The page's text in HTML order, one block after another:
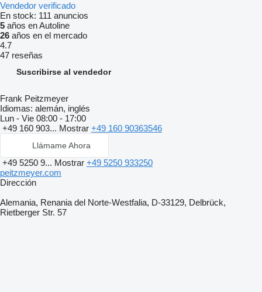
Vendedor verificado
En stock: 111 anuncios
5 años en Autoline
26 años en el mercado
4.7
47 reseñas
Suscribirse al vendedor
Frank Peitzmeyer
Idiomas: alemán, inglés
Lun - Vie 08:00 - 17:00
+49 160 903... Mostrar +49 160 90363546
Llámame Ahora
+49 5250 9... Mostrar +49 5250 933250
peitzmeyer.com
Dirección
Alemania, Renania del Norte-Westfalia, D-33129, Delbrück,
Rietberger Str. 57